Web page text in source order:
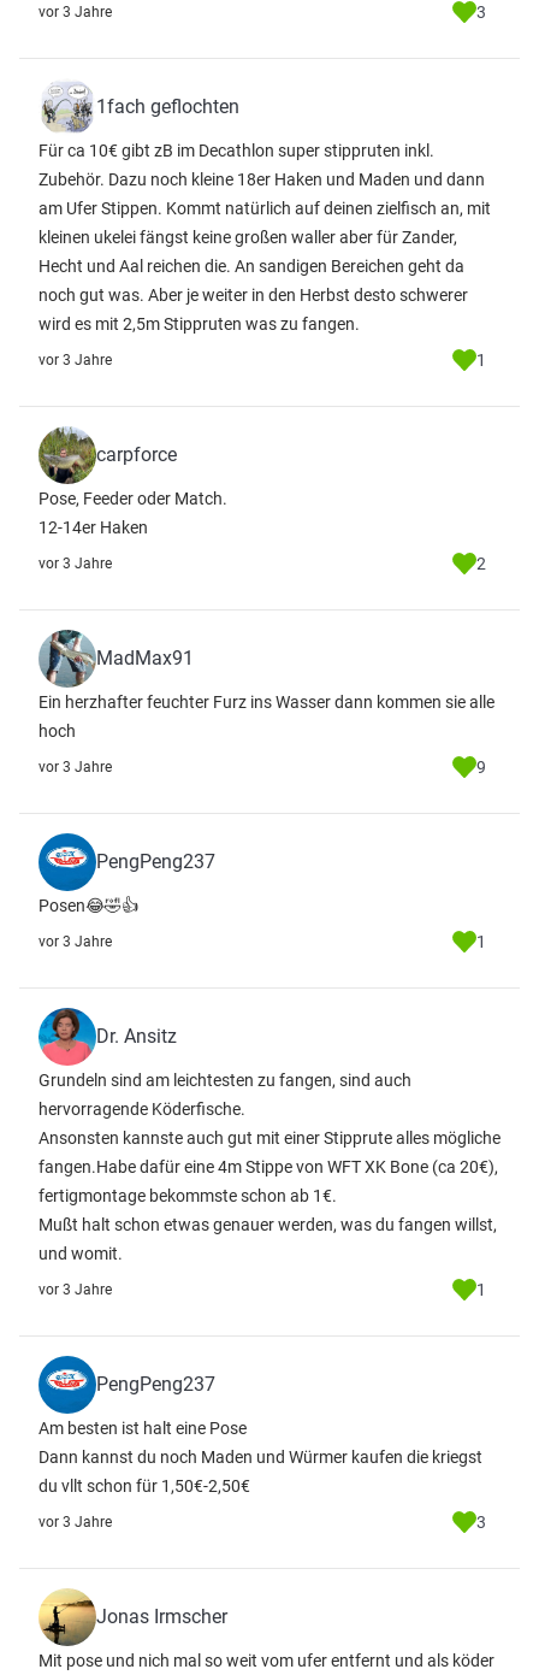
vor 3 Jahre 3
1fach geflochten
Für ca 10€ gibt zB im Decathlon super stippruten inkl.
Zubehör. Dazu noch kleine 18er Haken und Maden und dann
am Ufer Stippen. Kommt natürlich auf deinen zielfisch an, mit
kleinen ukelei fängst keine großen waller aber für Zander,
Hecht und Aal reichen die. An sandigen Bereichen geht da
noch gut was. Aber je weiter in den Herbst desto schwerer
wird es mit 2,5m Stippruten was zu fangen.
vor 3 Jahre 1
carpforce
Pose, Feeder oder Match.
12-14er Haken
vor 3 Jahre 2
MadMax91
Ein herzhafter feuchter Furz ins Wasser dann kommen sie alle
hoch
vor 3 Jahre 9
PengPeng237
Posen😂🤣👍
vor 3 Jahre 1
Dr. Ansitz
Grundeln sind am leichtesten zu fangen, sind auch
hervorragende Köderfische.
Ansonsten kannste auch gut mit einer Stipprute alles mögliche
fangen.Habe dafür eine 4m Stippe von WFT XK Bone (ca 20€),
fertigmontage bekommste schon ab 1€.
Mußt halt schon etwas genauer werden, was du fangen willst,
und womit.
vor 3 Jahre 1
PengPeng237
Am besten ist halt eine Pose
Dann kannst du noch Maden und Würmer kaufen die kriegst
du vllt schon für 1,50€-2,50€
vor 3 Jahre 3
Jonas Irmscher
Mit pose und nich mal so weit vom ufer entfernt und als köder